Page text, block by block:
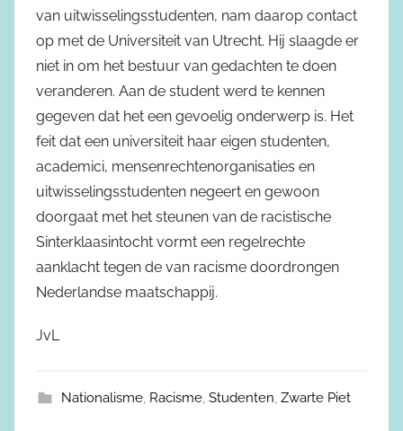
van uitwisselingsstudenten, nam daarop contact
op met de Universiteit van Utrecht. Hij slaagde er
niet in om het bestuur van gedachten te doen
veranderen. Aan de student werd te kennen
gegeven dat het een gevoelig onderwerp is. Het
feit dat een universiteit haar eigen studenten,
academici, mensenrechtenorganisaties en
uitwisselingsstudenten negeert en gewoon
doorgaat met het steunen van de racistische
Sinterklaasintocht vormt een regelrechte
aanklacht tegen de van racisme doordrongen
Nederlandse maatschappij.
JvL
Nationalisme, Racisme, Studenten, Zwarte Piet